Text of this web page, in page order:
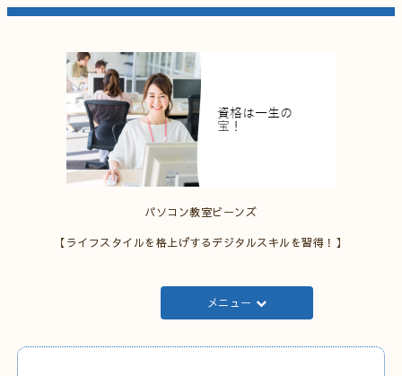
パソコン教室ビーンズ
【ライフスタイルを格上げするデジタルスキルを習得！】
メニュー